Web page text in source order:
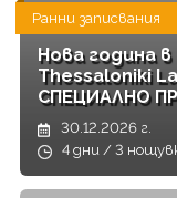
Ранни записвания
Нова година
Thessaloniki
СПЕЦИАЛНО
30.12.2026 г.
4 дни / 3